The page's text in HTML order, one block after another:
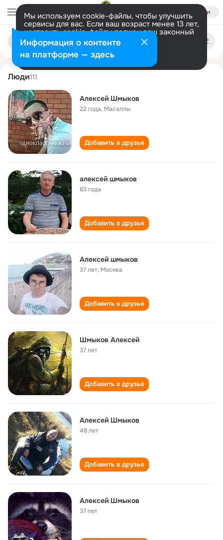
Войти
Мы используем cookie-файлы, чтобы улучшить
сервисы для вас. Если ваш возраст менее 13 лет,
настроить cookie-файлы должен ваш законный
представитель. Больше информации
Разрешить все Настроить
Поиск
людям
aleksey shmykov
Люди111
Алексей Шмыков
22 года, Масаллы
Добавить в друзья
алексей шмыков
63 года
Добавить в друзья
Алексей шмыков
37 лет, Москва
Добавить в друзья
Шмыков Алексей
37 лет
Добавить в друзья
Алексей Шмыков
48 лет
Добавить в друзья
Алексей Шмыков
37 лет
Информация о контенте
на платформе — здесь